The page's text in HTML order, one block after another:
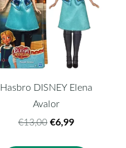
Hasbro DISNEY Elena
Avalor
€13,00 €6,99